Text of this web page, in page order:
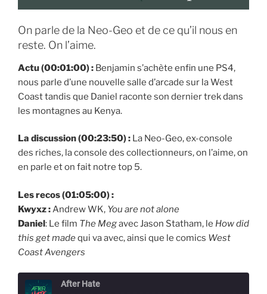
On parle de la Neo-Geo et de ce qu’il nous en
reste. On l’aime.
Actu (00:01:00) : Benjamin s’achète enfin une PS4,
nous parle d’une nouvelle salle d’arcade sur la West
Coast tandis que Daniel raconte son dernier trek dans
les montagnes au Kenya.
La discussion (00:23:50) : La Neo-Geo, ex-console
des riches, la console des collectionneurs, on l’aime, on
en parle et on fait notre top 5.
Les recos (01:05:00) :
Kwyxz :Andrew WK, You are not alone
Daniel: Le film The Megavec Jason Statham, le How did
this get madequi va avec, ainsi que le comics West
Coast Avengers
After Hate